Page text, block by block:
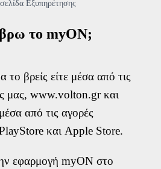
λογαριασμών
την άποψή σας
Eξυπηρέτησης
το myON;
βρείς είτε μέσα από τις
μας, www.volton.gr και
από τις αγορές
και Apple Store.
εφαρμογή myON στο